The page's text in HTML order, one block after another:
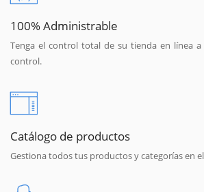
100% Administrable
Tenga el control total de su tienda en línea
control.
Catálogo de productos
Gestiona todos tus productos y categorías en